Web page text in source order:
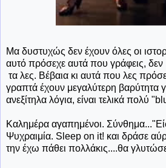
Μα δυστυχώς δεν έχουν όλες οι
αυτό πρόσεχε αυτά που γράφεις, δεν
τα λες. Βέβαια κι αυτά που λες
γραπτά έχουν μεγαλύτερη βαρύτητα
ανεξίτηλα λόγια, είναι τελικά πολύ
Καλημέρα αγαπημένοι.
Ψυχραιμία. Sleep on it! και δράσε
την έχω πάθει πολλάκις....θα